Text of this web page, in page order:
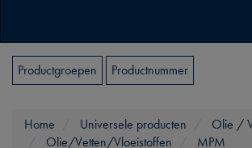
Productgroepen Productnummer
Home Universele producten
Olie /
Olie/Vetten/Vloeistoffen
MPM